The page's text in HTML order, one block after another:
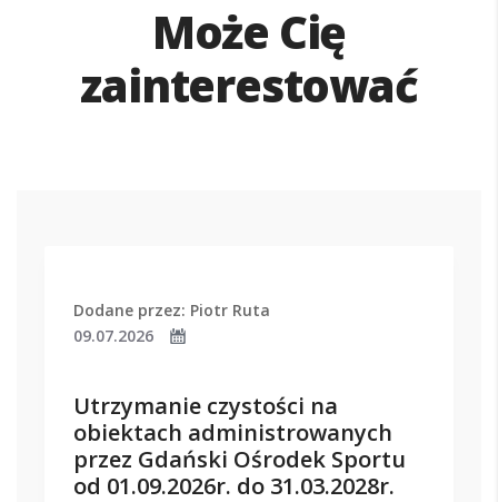
Może Cię
zainterestować
Dodane przez: Piotr Ruta
09.07.2026
Utrzymanie czystości na
obiektach administrowanych
przez Gdański Ośrodek Sportu
od 01.09.2026r. do 31.03.2028r.